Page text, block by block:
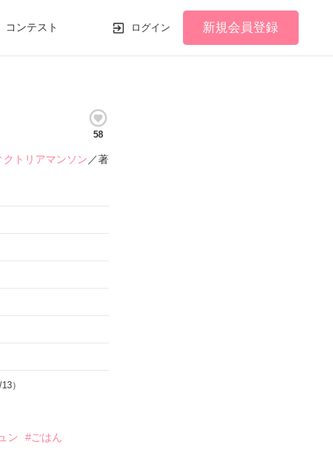
コンテスト ログイン 新規会員登録
58
クトリアマンソン ／著
）
ン
#ごはん